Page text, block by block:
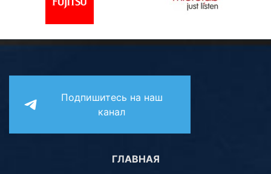
Подпишитесь на наш
канал
ГЛАВНАЯ